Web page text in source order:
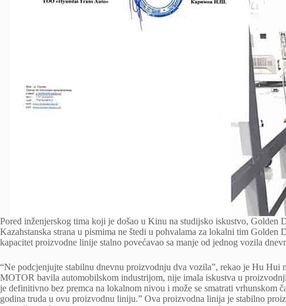
Pored inženjerskog tima koji je došao u Kinu na studijsko iskustvo, Golden
Kazahstanska strana u pismima ne štedi u pohvalama za lokalni tim
kapacitet proizvodne linije stalno povećavao sa manje od jednog vozila
“Ne podcjenjujte stabilnu dnevnu proizvodnju dva vozila”, rekao je Hu Hui
MOTOR bavila automobilskom industrijom, nije imala iskustva u
je definitivno bez premca na lokalnom nivou i može se smatrati vrhunskom
godina truda u ovu proizvodnu liniju.” Ova proizvodna linija je stabilno